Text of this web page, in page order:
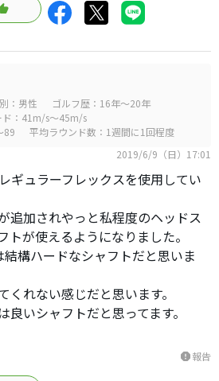
：男性
ゴルフ歴：16年～20年
ド：41m/s～45m/s
89
平均ラウンド数：1週間に1回程度
2019/6/9（日）17:01
ギュラーフレックスを使用してい
追加されやっと私程度のヘッドス
トが使えるようになりました。
構ハードなシャフトだと思いま
れない感じだと思います。
いシャフトだと思ってます。
report報告